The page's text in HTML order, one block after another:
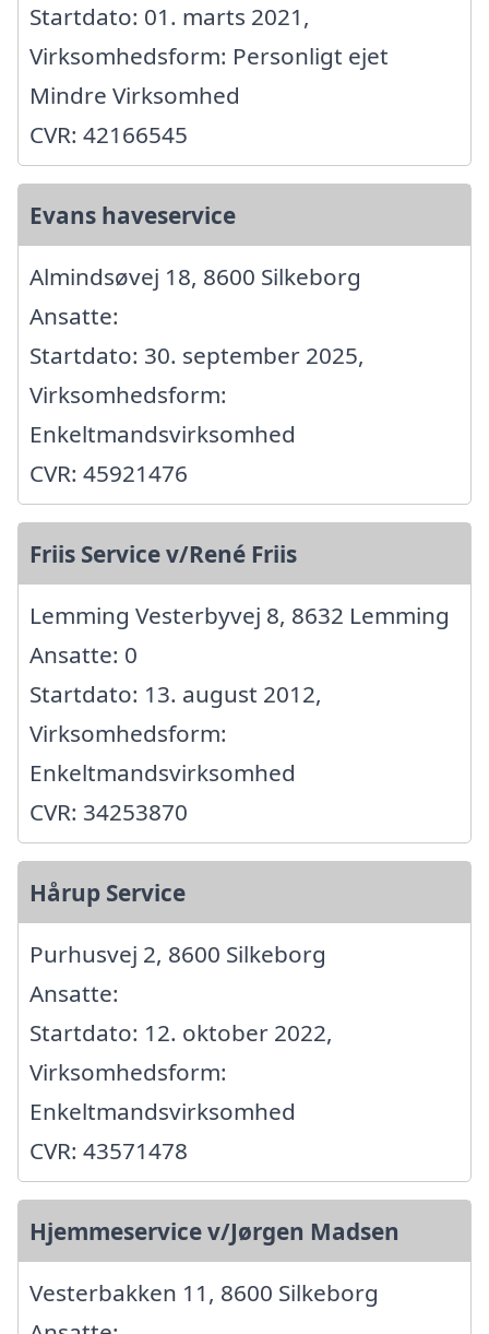
Startdato: 01. marts 2021,
Virksomhedsform: Personligt ejet
Mindre Virksomhed
CVR: 42166545
Evans haveservice
Almindsøvej 18, 8600 Silkeborg
Ansatte:
Startdato: 30. september 2025,
Virksomhedsform:
Enkeltmandsvirksomhed
CVR: 45921476
Friis Service v/René Friis
Lemming Vesterbyvej 8, 8632 Lemming
Ansatte: 0
Startdato: 13. august 2012,
Virksomhedsform:
Enkeltmandsvirksomhed
CVR: 34253870
Hårup Service
Purhusvej 2, 8600 Silkeborg
Ansatte:
Startdato: 12. oktober 2022,
Virksomhedsform:
Enkeltmandsvirksomhed
CVR: 43571478
Hjemmeservice v/Jørgen Madsen
Vesterbakken 11, 8600 Silkeborg